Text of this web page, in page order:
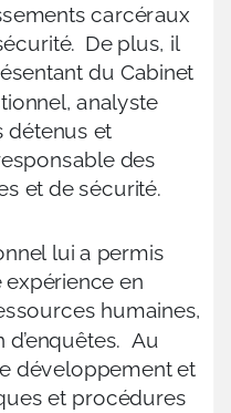
carcéraux
De plus, il
du Cabinet
analyste
détenus et
des
et de sécurité.
lui a permis
expérience en
humaines,
Au
développement et
et procédures